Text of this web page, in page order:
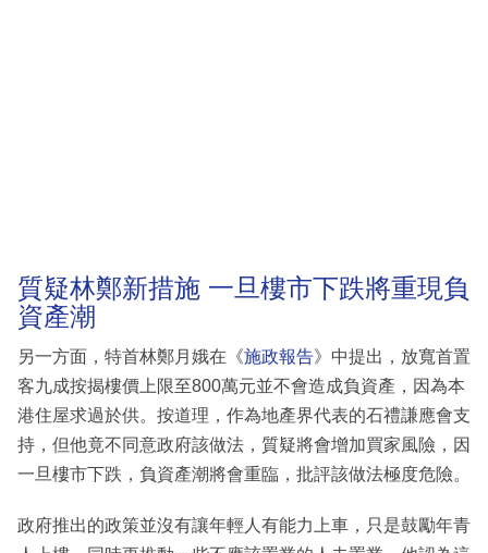
質疑林鄭新措施 一旦樓市下跌將重現負
資產潮
另一方面，特首林鄭月娥在《施政報告》中提出，放寬首置
客九成按揭樓價上限至800萬元並不會造成負資產，因為本
港住屋求過於供。按道理，作為地產界代表的石禮謙應會支
持，但他竟不同意政府該做法，質疑將會增加買家風險，因
一旦樓市下跌，負資產潮將會重臨，批評該做法極度危險。
政府推出的政策並沒有讓年輕人有能力上車，只是鼓勵年青